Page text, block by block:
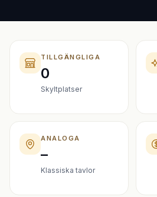
TILLGÄNGLIGA
0
Skyltplatser
ANALOGA
–
Klassiska tavlor